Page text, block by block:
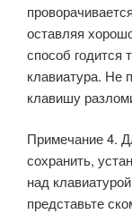
оставляя
способ годится
клавиатура. Не
клавишу
Примечание 4.
сохранить,
над
представьте